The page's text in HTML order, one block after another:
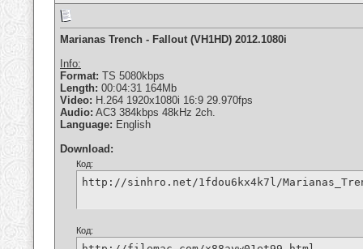
Marianas Trench - Fallout (VH1HD) 2012.1080i
Info:
Format: TS 5080kbps
Length: 00:04:31 164Mb
Video: H.264 1920x1080i 16:9 29.970fps
Audio: AC3 384kbps 48kHz 2ch.
Language: English
Download:
Код:
http://sinhro.net/1fdou6kx4k7l/
Код: